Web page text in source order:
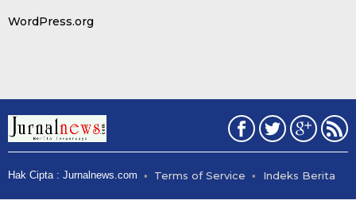
WordPress.org
Hak Cipta : Jurnalnews.com Terms of Service Indeks Berita